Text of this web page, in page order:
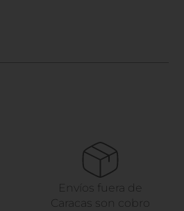
Envíos fuera de
Caracas son cobro